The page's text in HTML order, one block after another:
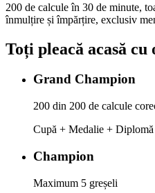
200 de calcule în 30 de minute,
înmulțire și împărțire, exclusiv
Toți pleacă acasă cu
Grand Champion
200 din 200 de calcule
Cupă + Medalie + Diplomă
Champion
Maximum 5 greșeli